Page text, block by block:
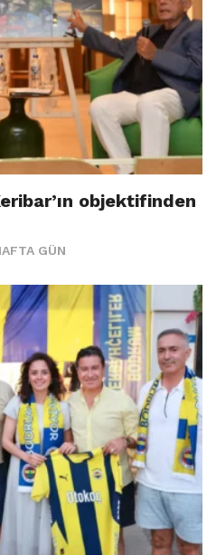
objektifinden
GÜN